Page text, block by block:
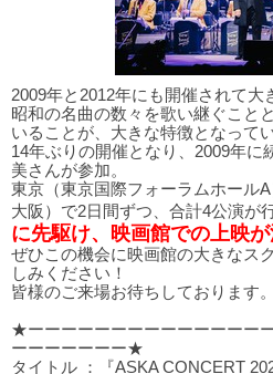
2009年と2012年にも開催されて大
昭和の名曲の数々を歌い継ぐこと
いることが、大きな特徴となってい
14年ぶりの開催となり、2009年に
美さんが参加。
東京（東京国際フォーラムホール
大阪）で2日間ずつ、合計4公演が
に先駆け、映画館での上映
ぜひこの機会に映画館の大きなス
しみください！
皆様のご来場お待ちしております。
★ーーーーーーーーーーーーーー
ーーーーーーー★
タイトル ：『ASKA CONCERT